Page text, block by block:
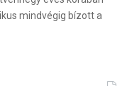
mindvégig bízott a